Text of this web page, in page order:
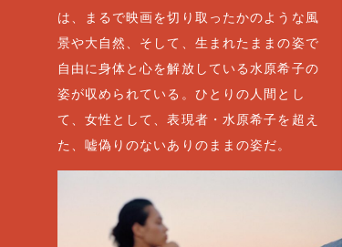
は、まるで映画を切り取ったかのような風
景や大自然、そして、生まれたままの姿で
自由に身体と心を解放している水原希子の
姿が収められている。ひとりの人間とし
て、女性として、表現者・水原希子を超え
た、嘘偽りのないありのままの姿だ。